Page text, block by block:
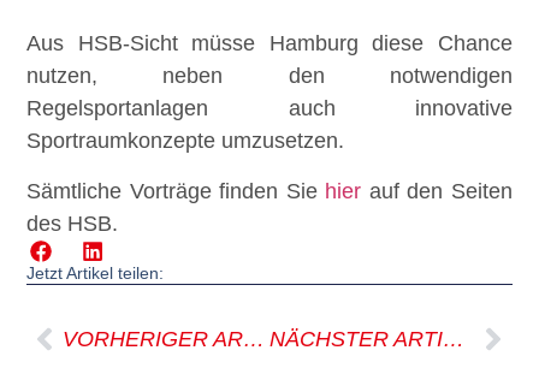
Aus HSB-Sicht müsse Hamburg diese Chance
nutzen, neben den notwendigen
Regelsportanlagen auch innovative
Sportraumkonzepte umzusetzen.
Sämtliche Vorträge finden Sie hier auf den Seiten
des HSB.
Jetzt Artikel teilen:
VORHERIGER ARTIKEL NÄCHSTER ARTIKEL